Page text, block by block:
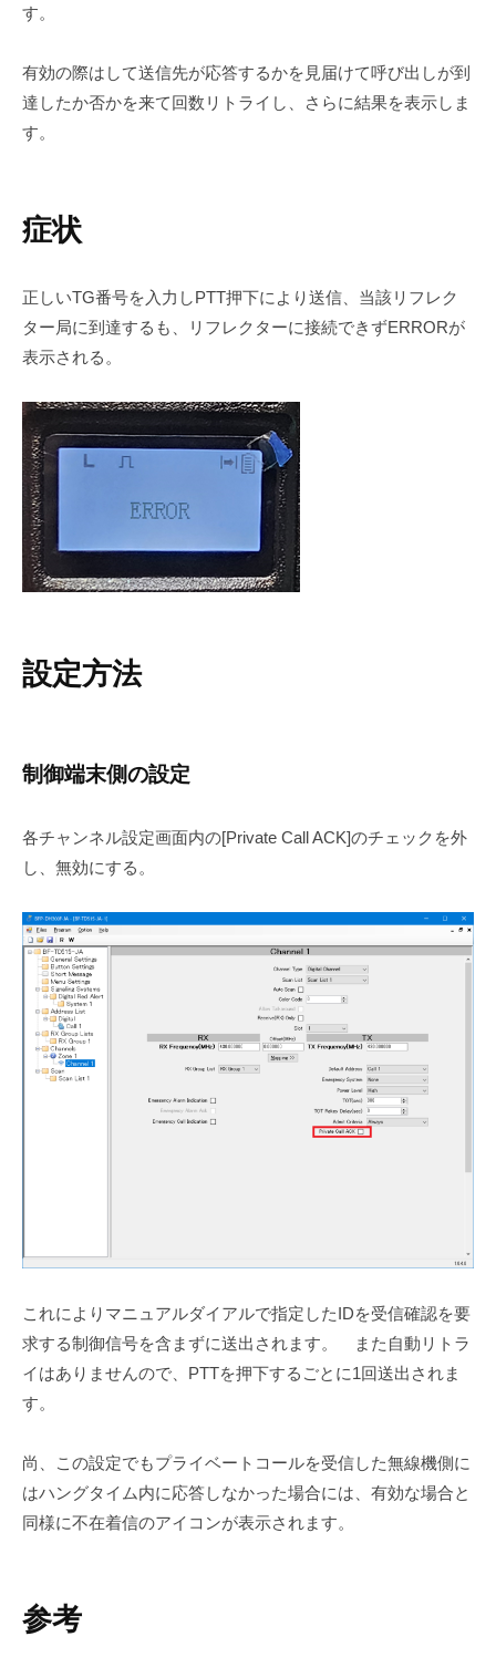
す。
有効の際はして送信先が応答するかを見届けて呼び出しが到
達したか否かを来て回数リトライし、さらに結果を表示しま
す。
症状
正しいTG番号を入力しPTT押下により送信、当該リフレク
ター局に到達するも、リフレクターに接続できずERRORが
表示される。
設定方法
制御端末側の設定
各チャンネル設定画面内の[Private Call ACK]のチェックを外
し、無効にする。
これによりマニュアルダイアルで指定したIDを受信確認を要
求する制御信号を含まずに送出されます。 また自動リトラ
イはありませんので、PTTを押下するごとに1回送出されま
す。
尚、この設定でもプライベートコールを受信した無線機側に
はハングタイム内に応答しなかった場合には、有効な場合と
同様に不在着信のアイコンが表示されます。
参考